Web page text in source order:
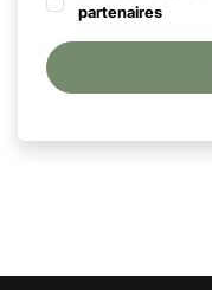
partenaires